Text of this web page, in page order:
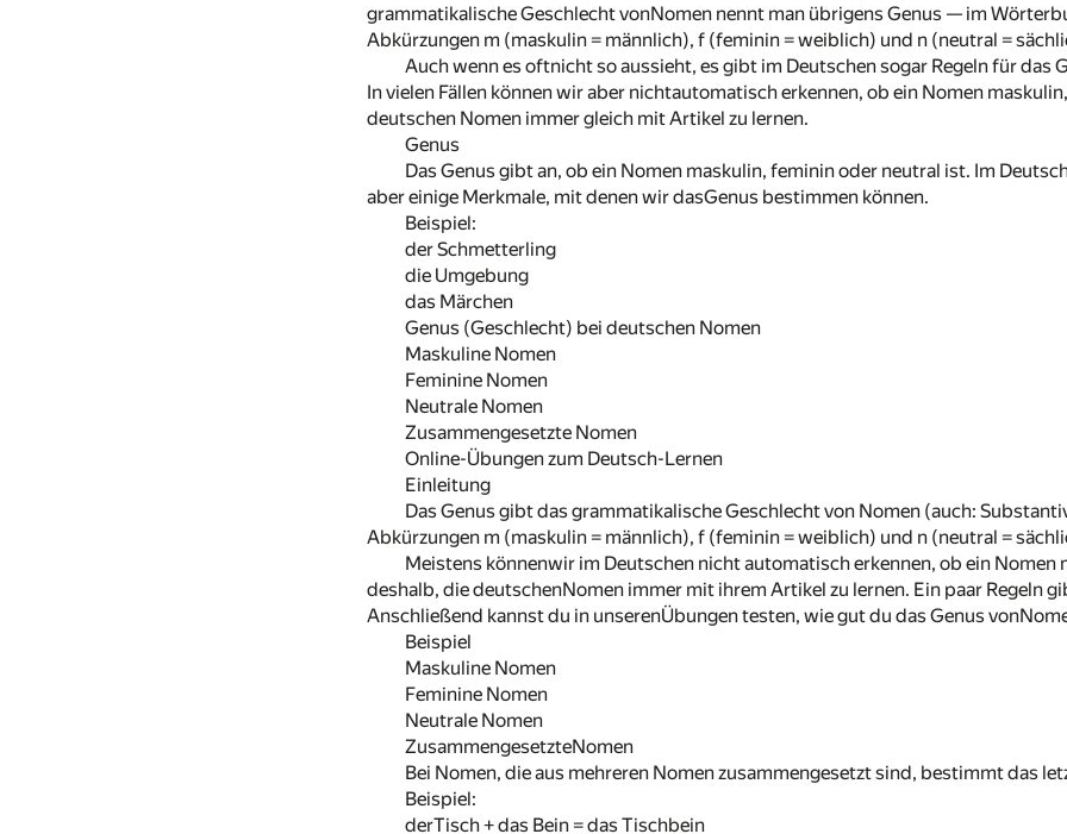
grammatikalische Geschlecht vonNomen nennt man übrigens Genus — im
Abkürzungen m (maskulin = männlich), f (feminin = weiblich) und n (neutral =
Auch wenn es oftnicht so aussieht, es gibt im Deutschen sogar Regeln für das
In vielen Fällen können wir aber nichtautomatisch erkennen, ob ein Nomen
deutschen Nomen immer gleich mit Artikel zu lernen.
Genus
Das Genus gibt an, ob ein Nomen maskulin, feminin oder neutral ist. Im
aber einige Merkmale, mit denen wir dasGenus bestimmen können.
Beispiel:
der Schmetterling
die Umgebung
das Märchen
Genus (Geschlecht) bei deutschen Nomen
Maskuline Nomen
Feminine Nomen
Neutrale Nomen
Zusammengesetzte Nomen
Online-Übungen zum Deutsch-Lernen
Einleitung
Das Genus gibt das grammatikalische Geschlecht von Nomen (auch:
Abkürzungen m (maskulin = männlich), f (feminin = weiblich) und n (neutral =
Meistens könnenwir im Deutschen nicht automatisch erkennen, ob ein
deshalb, die deutschenNomen immer mit ihrem Artikel zu lernen. Ein paar Regeln
Anschließend kannst du in unserenÜbungen testen, wie gut du das Genus
Beispiel
Maskuline Nomen
Feminine Nomen
Neutrale Nomen
ZusammengesetzteNomen
Bei Nomen, die aus mehreren Nomen zusammengesetzt sind, bestimmt das
Beispiel:
derTisch + das Bein = das Tischbein